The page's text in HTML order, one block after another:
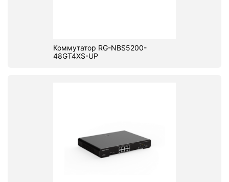
Коммутатор RG-NBS5200-
48GT4XS-UP